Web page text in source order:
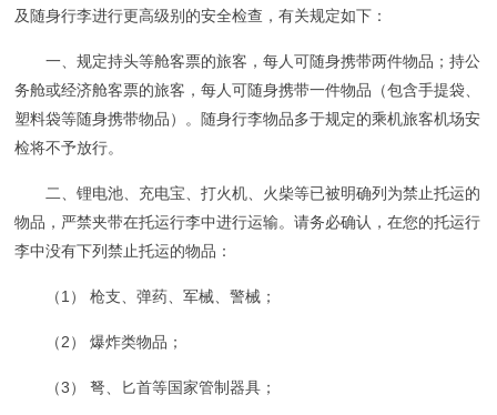
及随身行李进行更高级别的安全检查，有关规定如下：
一、规定持头等舱客票的旅客，每人可随身携带两件物品；持公
务舱或经济舱客票的旅客，每人可随身携带一件物品（包含手提袋、
塑料袋等随身携带物品）。随身行李物品多于规定的乘机旅客机场安
检将不予放行。
二、锂电池、充电宝、打火机、火柴等已被明确列为禁止托运的
物品，严禁夹带在托运行李中进行运输。请务必确认，在您的托运行
李中没有下列禁止托运的物品：
（1） 枪支、弹药、军械、警械；
（2） 爆炸类物品；
（3） 弩、匕首等国家管制器具；